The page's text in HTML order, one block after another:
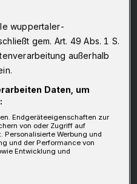
wuppertaler-
gem. Art. 49 Abs. 1 S.
außerhalb
Daten, um
Endgeräteeigenschaften zur
von oder Zugriff auf
Personalisierte Werbung und
und der Performance von
Entwicklung und